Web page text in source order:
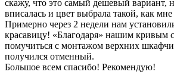
скажу, что это самый дешевый вариант,
вписалась и цвет выбрала такой, как мне
Примерно через 2 недели нам
красавицу! «Благодаря» нашим кривым
помучиться с монтажом верхних
получился отменный.
Большое всем спасибо! Рекомендую!